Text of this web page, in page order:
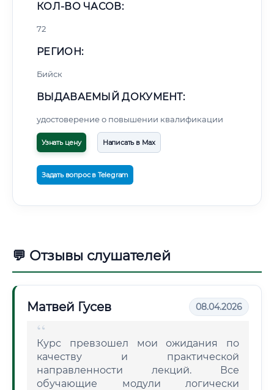
КОЛ-ВО ЧАСОВ:
72
РЕГИОН:
Бийск
ВЫДАВАЕМЫЙ ДОКУМЕНТ:
удостоверение о повышении квалификации
Узнать цену Написать в Max
Задать вопрос в Telegram
💬 Отзывы слушателей
Матвей Гусев 08.04.2026
Курс превзошел мои ожидания по
качеству и практической
направленности лекций. Все
обучающие модули логически